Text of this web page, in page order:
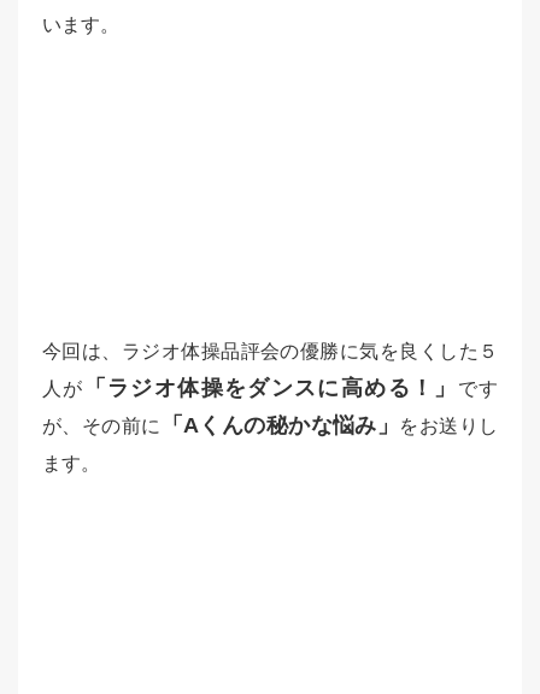
います。
今回は、ラジオ体操品評会の優勝に気を良くした５
人が
「ラジオ体操をダンスに高める！」
です
が、その前に
「Aくんの秘かな悩み」
をお送りし
ます。